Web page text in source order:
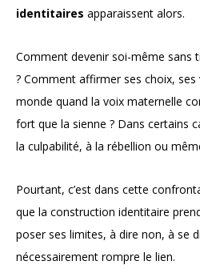
identitaires apparaissent alors.
Comment devenir soi-même sans
? Comment affirmer ses choix, ses
monde quand la voix maternelle
fort que la sienne ? Dans certains
la culpabilité, à la rébellion ou
Pourtant, c’est dans cette
que la construction identitaire
poser ses limites, à dire non, à se
nécessairement rompre le lien.